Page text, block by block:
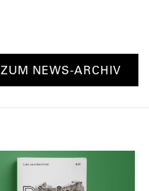
ZUM NEWS-ARCHIV